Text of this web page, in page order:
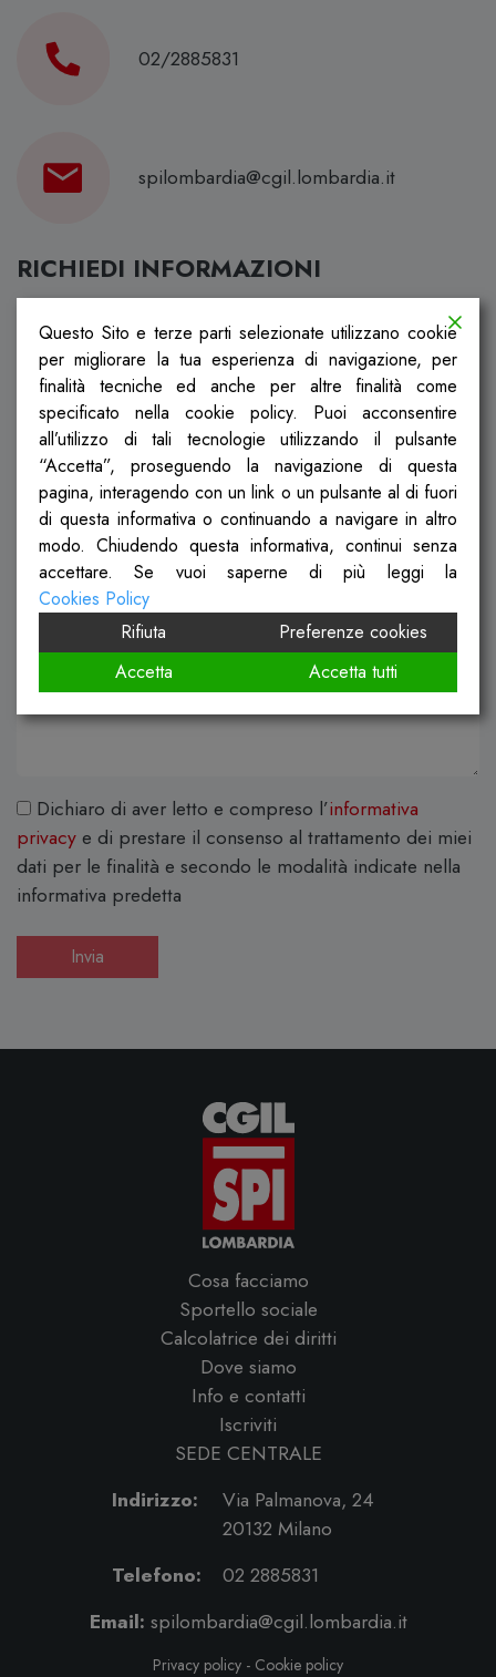
02/2885831
spilombardia@cgil.lombardia.it
RICHIEDI INFORMAZIONI
Nome*
Cognome*
Email*
Telefono*
Messaggio*
Dichiaro di aver letto e compreso l’informativa
privacye di prestare il consenso al trattamento dei miei
dati per le finalità e secondo le modalità indicate nella
informativa predetta
Cosa facciamo
Sportello sociale
Calcolatrice dei diritti
Dove siamo
Info e contatti
Iscriviti
SEDE CENTRALE
Indirizzo:
Via Palmanova, 24
20132 Milano
Telefono:
02 2885831
Email: spilombardia@cgil.lombardia.it
Privacy policy - Cookie policy
Questo Sito e terze parti selezionate utilizzano cookie
per migliorare la tua esperienza di navigazione, per
finalità tecniche ed anche per altre finalità come
specificato nella cookie policy. Puoi acconsentire
all’utilizzo di tali tecnologie utilizzando il pulsante
“Accetta”, proseguendo la navigazione di questa
pagina, interagendo con un link o un pulsante al di fuori
di questa informativa o continuando a navigare in altro
modo. Chiudendo questa informativa, continui senza
accettare. Se vuoi saperne di più leggi la
Cookies Policy
Rifiuta
Preferenze cookies
Accetta
Accetta tutti